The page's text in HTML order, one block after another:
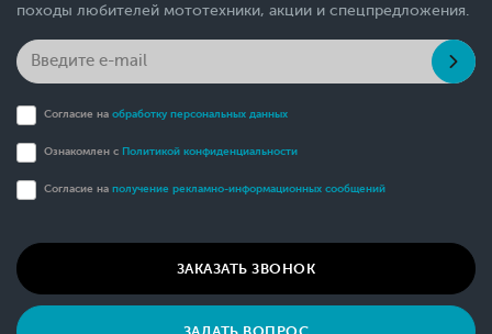
походы любителей мототехники, акции и спецпредложения.
Согласие на обработку персональных данных
Ознакомлен с Политикой конфиденциальности
Согласие на получение рекламно-информационных сообщений
ЗАКАЗАТЬ ЗВОНОК
ЗАДАТЬ ВОПРОС